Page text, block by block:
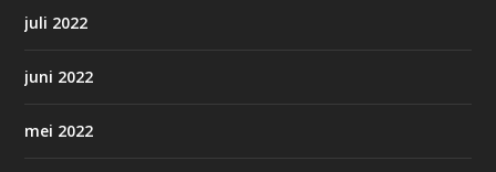
juli 2022
juni 2022
mei 2022